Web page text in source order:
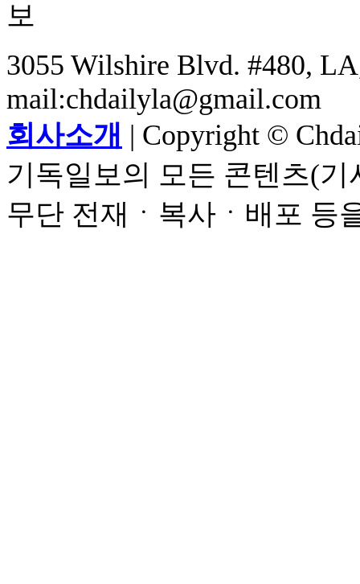
3055 Wilshire Blvd. #480,
mail:chdailyla@gmail.com
회사소개 | Copyright ©
기독일보의 모든 콘텐츠(
무단 전재ㆍ복사ㆍ배포 등